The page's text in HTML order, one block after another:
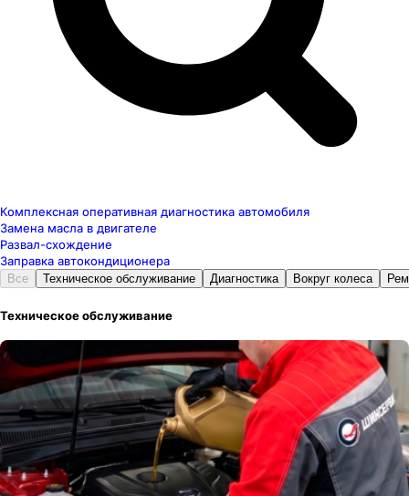
Комплексная оперативная диагностика автомобиля
Замена масла в двигателе
Развал-схождение
Заправка автокондиционера
Все Техническое обслуживание Диагностика Вокруг колеса
Техническое обслуживание